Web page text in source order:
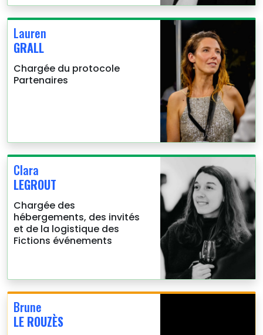
Lauren
GRALL
Chargée du protocole
Partenaires
Clara
LEGROUT
Chargée des
hébergements, des invités
et de la logistique des
Fictions événements
Brune
LE ROUZÈS